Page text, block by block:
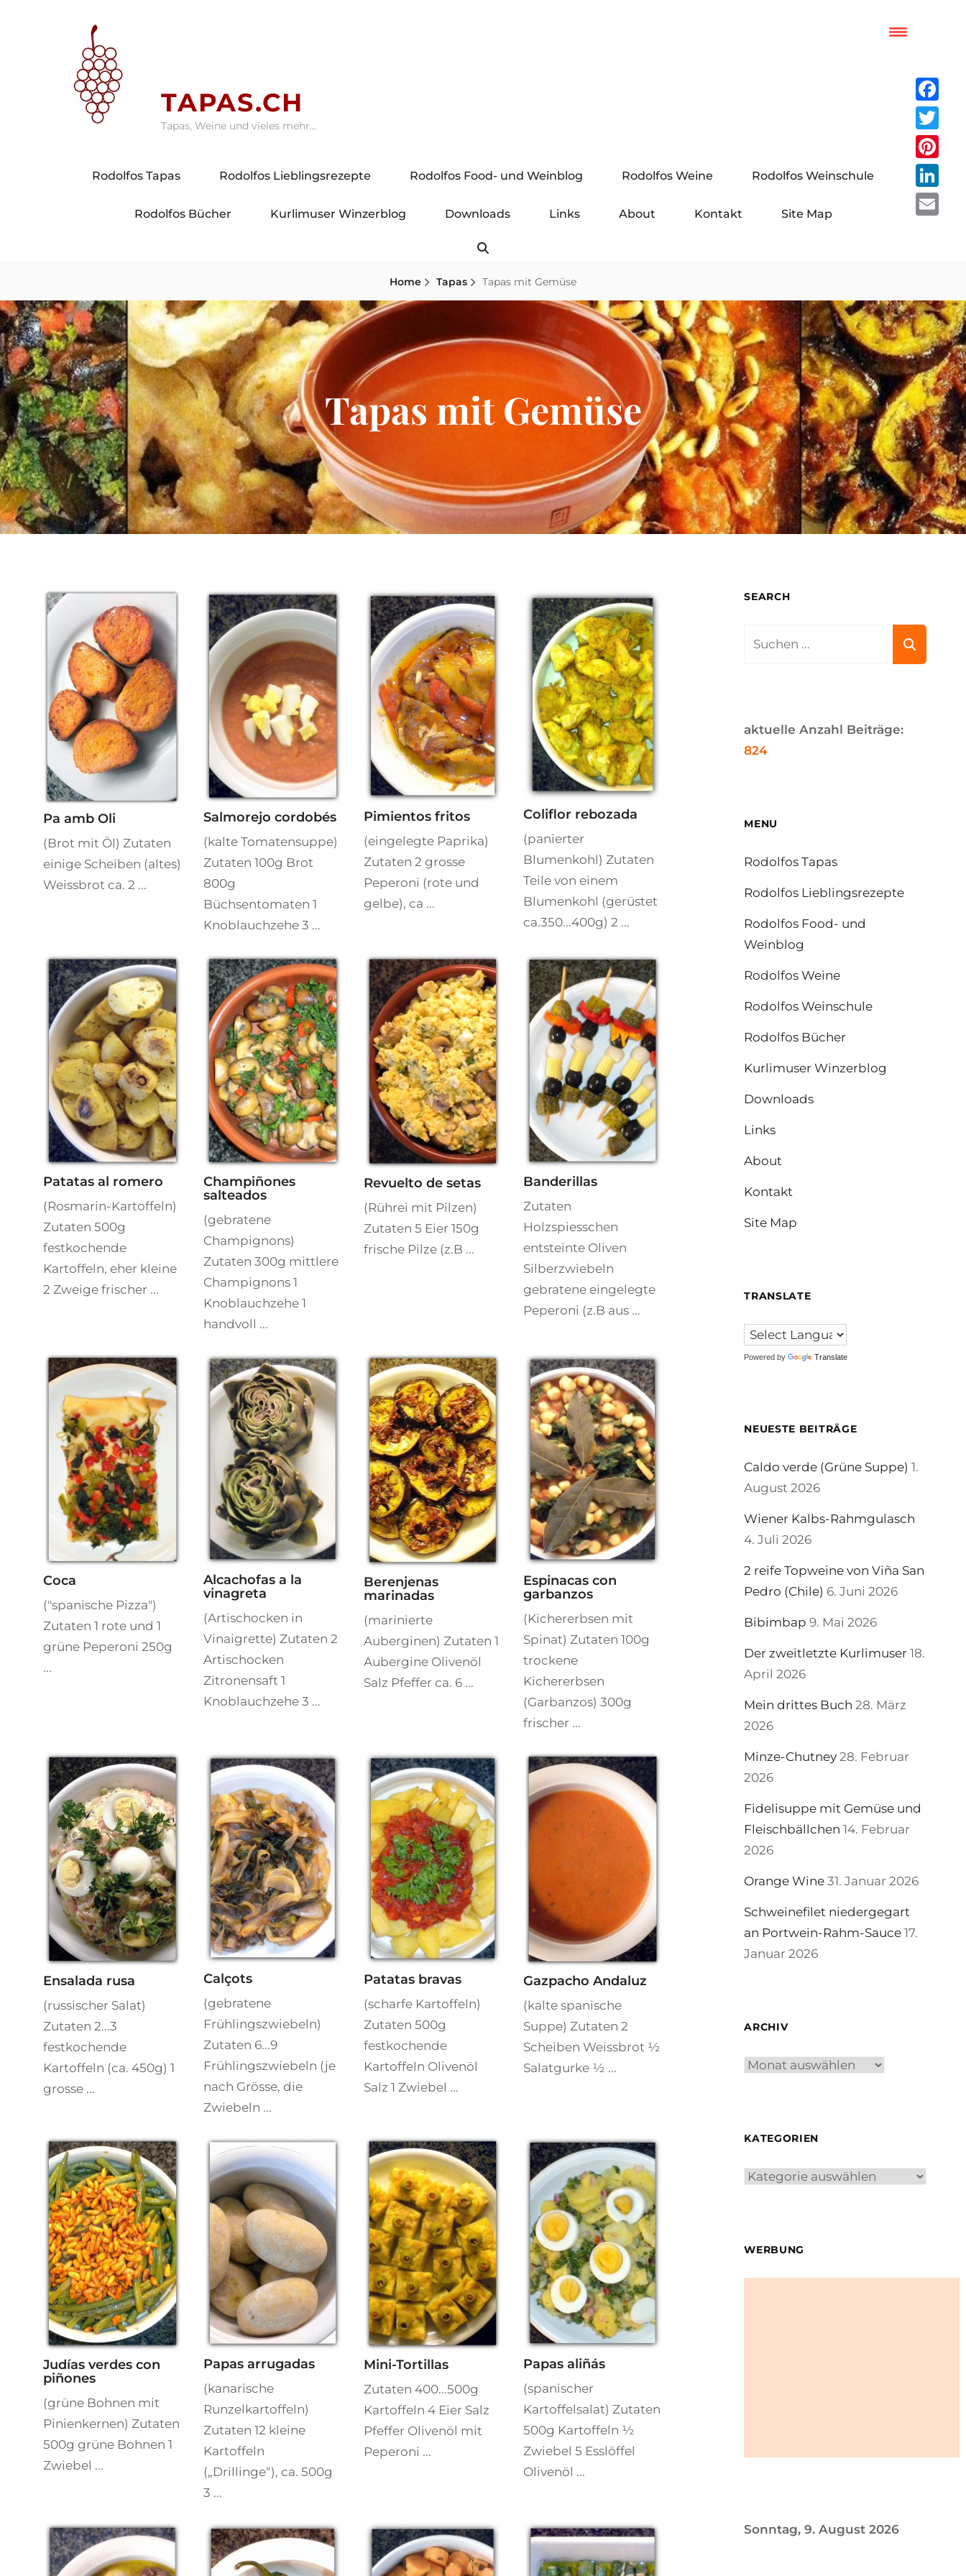
TAPAS.CH
Tapas, Weine und vieles mehr…
Rodolfos Tapas Rodolfos Lieblingsrezepte Rodolfos Food- und Weinblog Rodolfos Weine Rodolfos Weinschule
Rodolfos Bücher Kurlimuser Winzerblog Downloads Links About Kontakt Site Map
Home Tapas Tapas mit Gemüse
Tapas mit Gemüse
Pa amb Oli
(Brot mit Öl) Zutaten
einige Scheiben (altes)
Weissbrot ca. 2 ...
Salmorejo cordobés
(kalte Tomatensuppe)
Zutaten 100g Brot
800g
Büchsentomaten 1
Knoblauchzehe 3 ...
Pimientos fritos
(eingelegte Paprika)
Zutaten 2 grosse
Peperoni (rote und
gelbe), ca ...
Coliflor rebozada
(panierter
Blumenkohl) Zutaten
Teile von einem
Blumenkohl (gerüstet
ca.350...400g) 2 ...
Patatas al romero
(Rosmarin-Kartoffeln)
Zutaten 500g
festkochende
Kartoffeln, eher kleine
2 Zweige frischer ...
Champiñones
salteados
(gebratene
Champignons)
Zutaten 300g mittlere
Champignons 1
Knoblauchzehe 1
handvoll ...
Revuelto de setas
(Rührei mit Pilzen)
Zutaten 5 Eier 150g
frische Pilze (z.B ...
Banderillas
Zutaten
Holzspiesschen
entsteinte Oliven
Silberzwiebeln
gebratene eingelegte
Peperoni (z.B aus ...
Coca
("spanische Pizza")
Zutaten 1 rote und 1
grüne Peperoni 250g
...
Alcachofas a la
vinagreta
(Artischocken in
Vinaigrette) Zutaten 2
Artischocken
Zitronensaft 1
Knoblauchzehe 3 ...
Berenjenas
marinadas
(marinierte
Auberginen) Zutaten 1
Aubergine Olivenöl
Salz Pfeffer ca. 6 ...
Espinacas con
garbanzos
(Kichererbsen mit
Spinat) Zutaten 100g
trockene
Kichererbsen
(Garbanzos) 300g
frischer ...
Ensalada rusa
(russischer Salat)
Zutaten 2...3
festkochende
Kartoffeln (ca. 450g) 1
grosse ...
Calçots
(gebratene
Frühlingszwiebeln)
Zutaten 6...9
Frühlingszwiebeln (je
nach Grösse, die
Zwiebeln ...
Patatas bravas
(scharfe Kartoffeln)
Zutaten 500g
festkochende
Kartoffeln Olivenöl
Salz 1 Zwiebel ...
Gazpacho Andaluz
(kalte spanische
Suppe) Zutaten 2
Scheiben Weissbrot ½
Salatgurke ½ ...
Judías verdes con
piñones
(grüne Bohnen mit
Pinienkernen) Zutaten
500g grüne Bohnen 1
Zwiebel ...
Papas arrugadas
(kanarische
Runzelkartoffeln)
Zutaten 12 kleine
Kartoffeln
(„Drillinge“), ca. 500g
3 ...
Mini-Tortillas
Zutaten 400...500g
Kartoffeln 4 Eier Salz
Pfeffer Olivenöl mit
Peperoni ...
Papas aliñás
(spanischer
Kartoffelsalat) Zutaten
500g Kartoffeln ½
Zwiebel 5 Esslöffel
Olivenöl ...
SEARCH
aktuelle Anzahl Beiträge:
824
MENU
Rodolfos Tapas
Rodolfos Lieblingsrezepte
Rodolfos Food- und
Weinblog
Rodolfos Weine
Rodolfos Weinschule
Rodolfos Bücher
Kurlimuser Winzerblog
Downloads
Links
About
Kontakt
Site Map
TRANSLATE
Powered by Translate
NEUESTE BEITRÄGE
Caldo verde (Grüne Suppe) 1.
August 2026
Wiener Kalbs-Rahmgulasch
4. Juli 2026
2 reife Topweine von Viña San
Pedro (Chile) 6. Juni 2026
Bibimbap 9. Mai 2026
Der zweitletzte Kurlimuser 18.
April 2026
Mein drittes Buch 28. März
2026
Minze-Chutney 28. Februar
2026
Fidelisuppe mit Gemüse und
Fleischbällchen 14. Februar
2026
Orange Wine 31. Januar 2026
Schweinefilet niedergegart
an Portwein-Rahm-Sauce 17.
Januar 2026
ARCHIV
Archiv
KATEGORIEN
Kategorien
WERBUNG
Sonntag, 9. August 2026
Twitter